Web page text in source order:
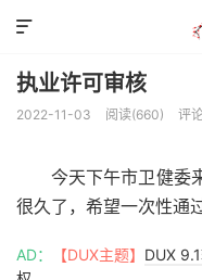

执业许可审核
2022-11-03 阅读(660) 评
今天下午市卫健委
很久了，希望一次性通
AD： 【DUX主题】 DUX